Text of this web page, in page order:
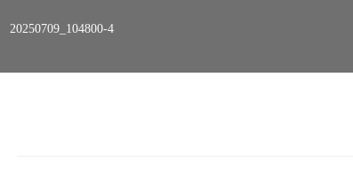
20250709_104800-4